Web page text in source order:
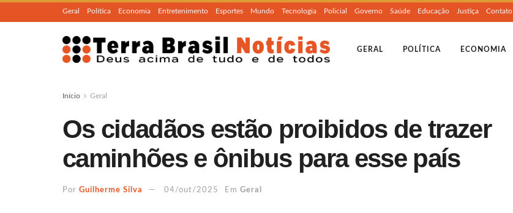
Geral Política Economia Entretenimento Esportes Mundo Tecnologia Policial Governo Saúde Educação Justiça Contato
GERAL POLÍTICA ECONOMIA
Início Geral
Os cidadãos estão proibidos de trazer
caminhões e ônibus para esse país
Por Guilherme Silva 04/out/2025 Em Geral